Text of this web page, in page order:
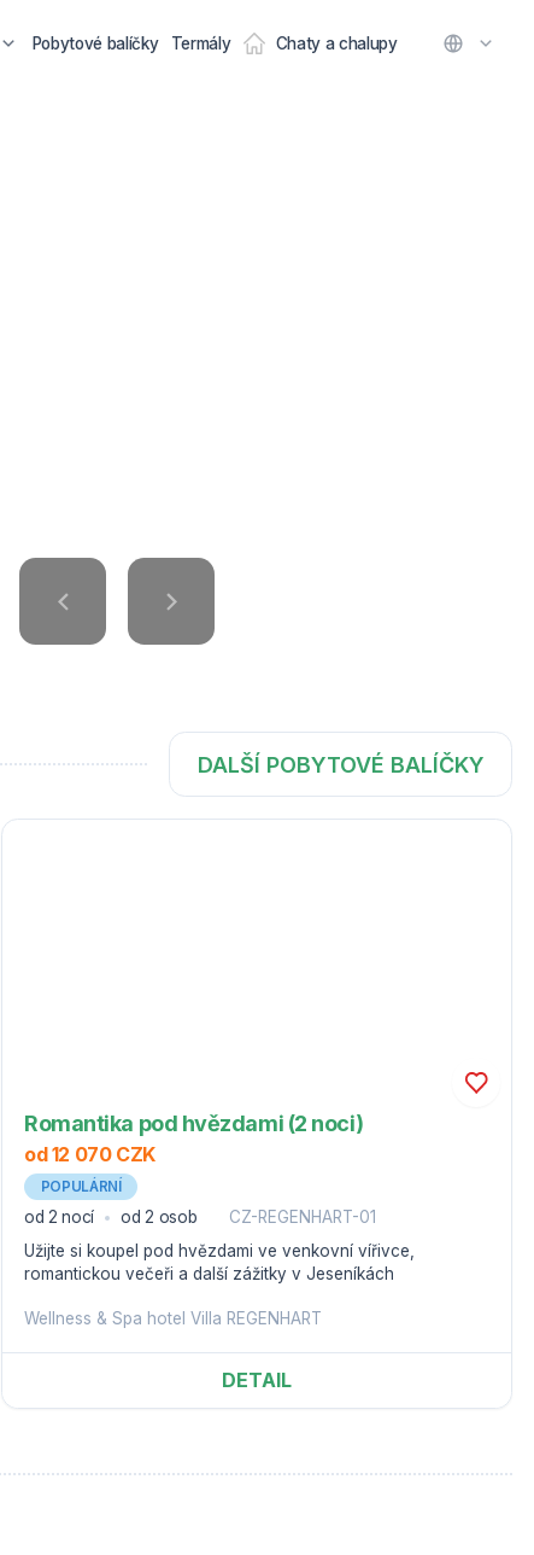
Pobytové balíčky Termály Chaty a chalupy
DALŠÍ POBYTOVÉ BALÍČKY
Romantika pod hvězdami (2 noci)
od 12 070 CZK
POPULÁRNÍ
od 2 nocí od 2 osob
CZ-REGENHART-01
Užijte si koupel pod hvězdami ve venkovní vířivce,
romantickou večeři a další zážitky v Jeseníkách
Wellness & Spa hotel Villa REGENHART
DETAIL